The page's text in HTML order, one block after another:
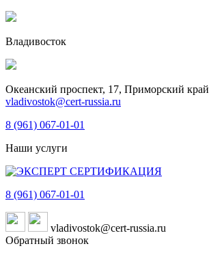
Владивосток
Океанский проспект, 17, Приморский край
vladivostok@cert-russia.ru
8 (961) 067-01-01
Наши услуги
8 (961) 067-01-01
vladivostok@cert-russia.ru
Обратный звонок